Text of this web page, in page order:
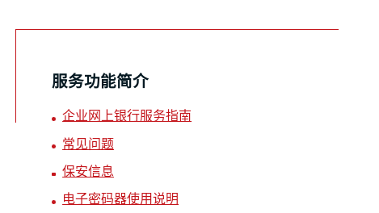
服务功能简介
企业网上银行服务指南
常见问题
保安信息
电子密码器使用说明